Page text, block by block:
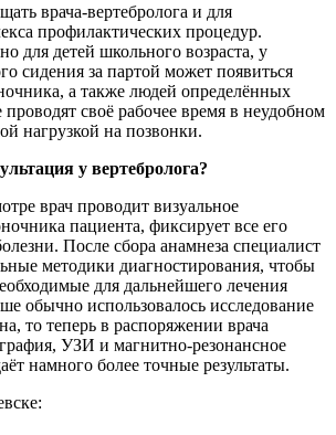
врача-вертебролога и для
профилактических процедур.
для детей школьного возраста, у
сидения за партой может появиться
а также людей определённых
своё рабочее время в неудобном
нагрузкой на позвонки.
у вертебролога?
врач проводит визуальное
пациента, фиксирует все его
После сбора анамнеза специалист
методики диагностирования, чтобы
для дальнейшего лечения
обычно использовалось исследование
то теперь в распоряжении врача
УЗИ и магнитно-резонансное
намного более точные результаты.